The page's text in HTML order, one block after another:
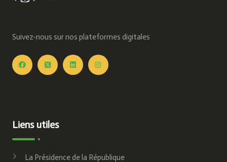
Suivez-nous sur nos plateformes digitales
Liens utiles
La Présidence de la République